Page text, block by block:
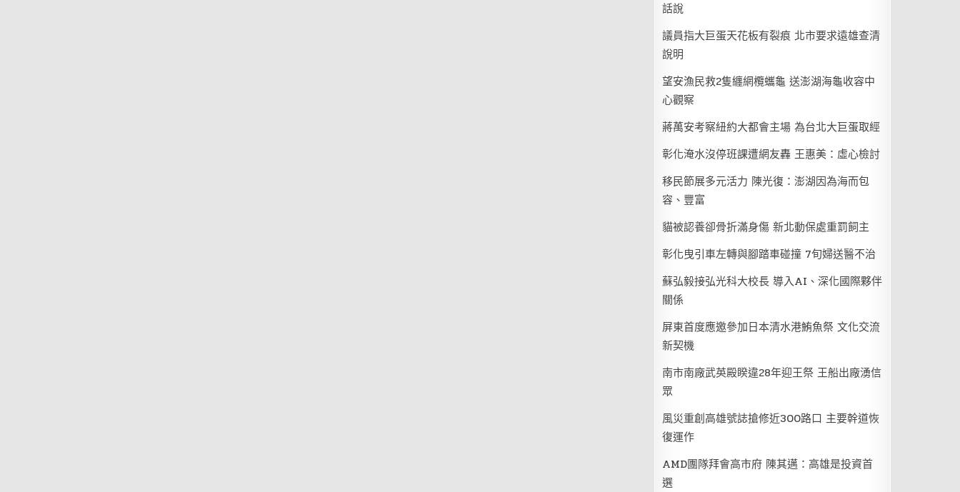
話說
議員指大巨蛋天花板有裂痕 北市要求遠雄查清
說明
望安漁民救2隻纏網欖蠵龜 送澎湖海龜收容中
心觀察
蔣萬安考察紐約大都會主場 為台北大巨蛋取經
彰化淹水沒停班課遭網友轟 王惠美：虛心檢討
移民節展多元活力 陳光復：澎湖因為海而包
容、豐富
貓被認養卻骨折滿身傷 新北動保處重罰飼主
彰化曳引車左轉與腳踏車碰撞 7旬婦送醫不治
蘇弘毅接弘光科大校長 導入AI、深化國際夥伴
關係
屏東首度應邀參加日本清水港鮪魚祭 文化交流
新契機
南市南廠武英殿睽違28年迎王祭 王船出廠湧信
眾
風災重創高雄號誌搶修近300路口 主要幹道恢
復運作
AMD團隊拜會高市府 陳其邁：高雄是投資首
選